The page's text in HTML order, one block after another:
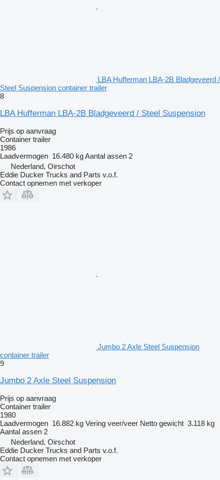
LBA Hufferman LBA-2B Bladgeveerd /
Steel Suspension container trailer
8
LBA Hufferman LBA-2B Bladgeveerd / Steel Suspension
Prijs op aanvraag
Container trailer
1986
Laadvermogen 16.480 kgAantal assen 2
Nederland, Oirschot
Eddie Ducker Trucks and Parts v.o.f.
Contact opnemen met verkoper
Jumbo 2 Axle Steel Suspension
container trailer
9
Jumbo 2 Axle Steel Suspension
Prijs op aanvraag
Container trailer
1980
Laadvermogen 16.882 kg Vering veer/veer Netto gewicht 3.118 kg
Aantal assen 2
Nederland, Oirschot
Eddie Ducker Trucks and Parts v.o.f.
Contact opnemen met verkoper